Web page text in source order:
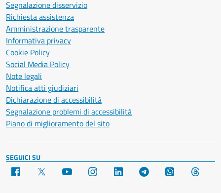
Segnalazione disservizio
Richiesta assistenza
Amministrazione trasparente
Informativa privacy
Cookie Policy
Social Media Policy
Note legali
Notifica atti giudiziari
Dichiarazione di accessibilità
Segnalazione problemi di accessibilità
Piano di miglioramento del sito
SEGUICI SU
Facebook YouTube Instagram LinkedIn Telegram WhatsApp